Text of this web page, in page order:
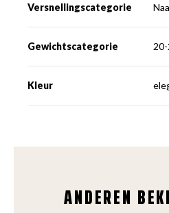
Versnellingscategorie
Gewichtscategorie
Kleur
ANDEREN